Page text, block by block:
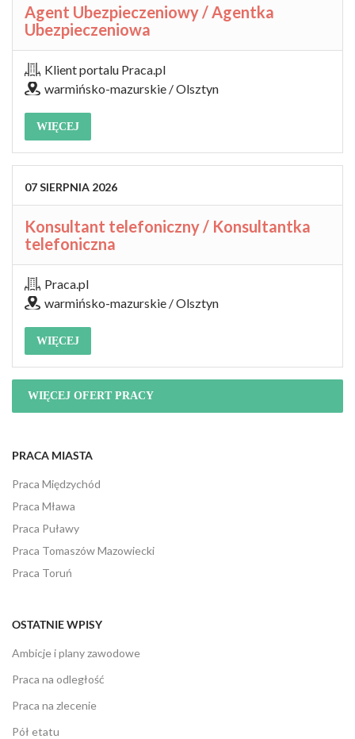
Agent Ubezpieczeniowy / Agentka
Ubezpieczeniowa
Klient portalu Praca.pl
warmińsko-mazurskie / Olsztyn
WIĘCEJ
07SIERPNIA 2026
Konsultant telefoniczny / Konsultantka
telefoniczna
Praca.pl
warmińsko-mazurskie / Olsztyn
WIĘCEJ
WIĘCEJ OFERT PRACY
PRACA MIASTA
Praca Międzychód
Praca Mława
Praca Puławy
Praca Tomaszów Mazowiecki
Praca Toruń
OSTATNIE WPISY
Ambicje i plany zawodowe
Praca na odległość
Praca na zlecenie
Pół etatu